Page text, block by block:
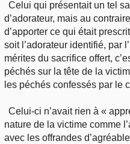
Celui qui présentait un tel
d’adorateur, mais au
d’apporter ce qui était
soit l’adorateur identifié, par
mérites du sacrifice offert,
péchés sur la tête de la
les péchés confessés par le
Celui-ci n’avait rien à «
nature de la victime comme
avec les offrandes